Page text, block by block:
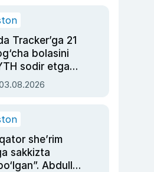
Tracker’ga 21
bolasini
sodir etgan
hukmi o‘qildi
she’rim
sakkizta
Abdulla